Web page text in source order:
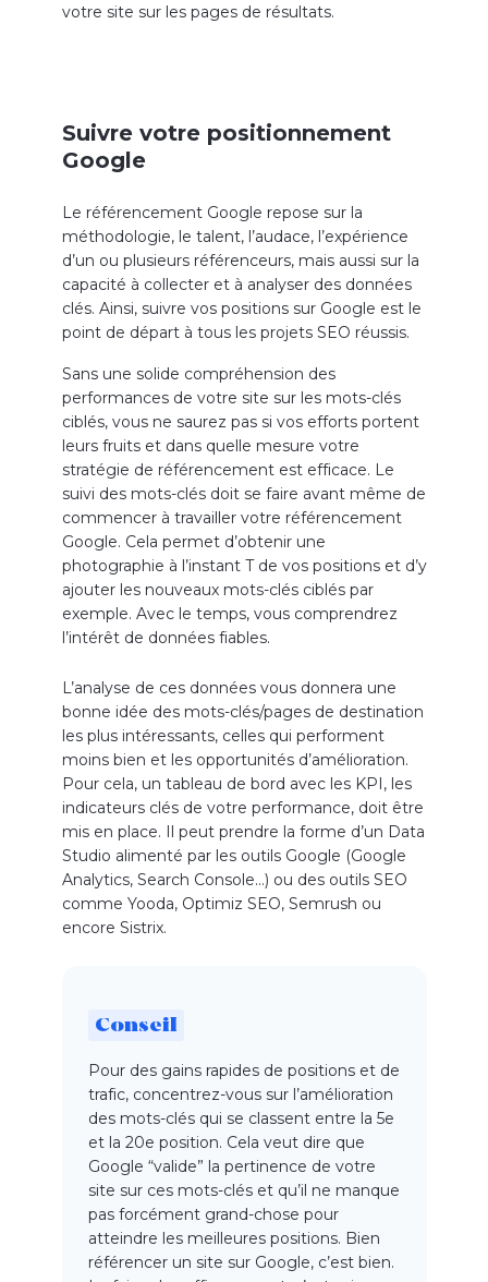
votre site sur les pages de résultats.
Suivre votre positionnement
Google
Le référencement Google repose sur la
méthodologie, le talent, l’audace, l’expérience
d’un ou plusieurs référenceurs, mais aussi sur la
capacité à collecter et à analyser des données
clés. Ainsi, suivre vos positions sur Google est le
point de départ à tous les projets SEO réussis.
Sans une solide compréhension des
performances de votre site sur les mots-clés
ciblés, vous ne saurez pas si vos efforts portent
leurs fruits et dans quelle mesure votre
stratégie de référencement est efficace. Le
suivi des mots-clés doit se faire avant même de
commencer à travailler votre référencement
Google. Cela permet d’obtenir une
photographie à l’instant T de vos positions et d’y
ajouter les nouveaux mots-clés ciblés par
exemple. Avec le temps, vous comprendrez
l’intérêt de données fiables.
L’analyse de ces données vous donnera une
bonne idée des mots-clés/pages de destination
les plus intéressants, celles qui performent
moins bien et les opportunités d’amélioration.
Pour cela, un tableau de bord avec les KPI, les
indicateurs clés de votre performance, doit être
mis en place. Il peut prendre la forme d’un Data
Studio alimenté par les outils Google (Google
Analytics, Search Console…) ou des outils SEO
comme Yooda, Optimiz SEO, Semrush ou
encore Sistrix.
Conseil
Pour des gains rapides de positions et de
trafic, concentrez-vous sur l’amélioration
des mots-clés qui se classent entre la 5e
et la 20e position. Cela veut dire que
Google “valide” la pertinence de votre
site sur ces mots-clés et qu’il ne manque
pas forcément grand-chose pour
atteindre les meilleures positions. Bien
référencer un site sur Google, c’est bien.